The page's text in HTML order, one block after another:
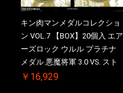
キン肉マンメダルコレクショ
ン VOL.7 【BOX】20個入 エア
ーズロック ウルル プラチナ
メダル 悪魔将軍 3.0 VS. スト
ロング・ザ・武道 初回シリア
￥16,929